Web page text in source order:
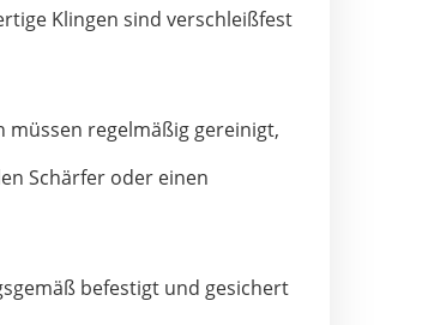
Klingen sind verschleißfest
müssen regelmäßig gereinigt,
Schärfer oder einen
befestigt und gesichert